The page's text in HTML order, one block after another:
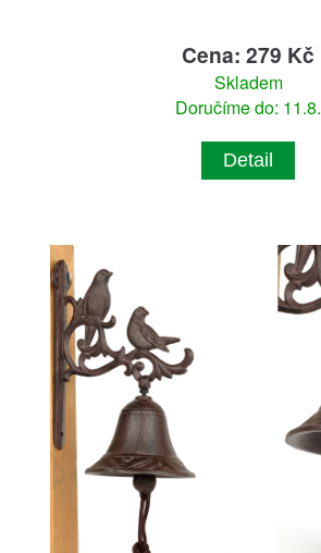
Cena: 279 Kč
Skladem
Doručíme do: 11.8.
Detail